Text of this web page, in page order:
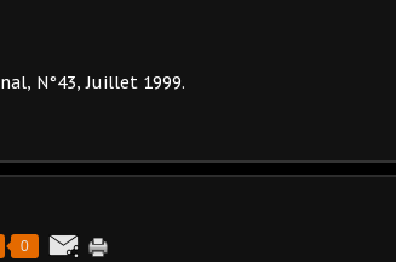
N°43, Juillet 1999.
0